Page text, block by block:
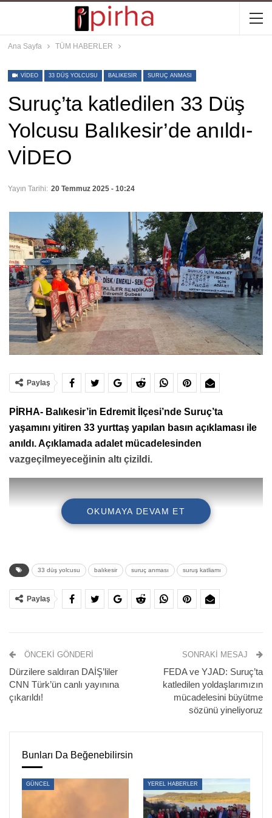
Ana Sayfa TÜM HABERLER
VIDEO 33 DÜŞ YOLCUSU BALIKESIR SURUÇ ANMASI
Suruç’ta katledilen 33 Düş
Yolcusu Balıkesir’de anıldı-
VİDEO
Yayın Tarihi: 20 Temmuz 2025 - 10:24
Paylaş
PİRHA- Balıkesir’in Edremit İlçesi’nde Suruç’ta
yaşamını yitiren 33 yurttaş yapılan basın açıklaması ile
anıldı. Açıklamada adalet mücadelesinden
vazgeçilmeyeceğinin altı çizildi.
basın açıklamasını (Ezilenlerin Sosyalist Partisi) ESP
Bölge Temsilcisi Cemal Camekan Suruç Aileleri İnisiyatifi
adına okudu.
“10 YILDIR SURUÇ İÇİN ADALET MÜCADELESİNİ
İŞKENCE VE TUTUKLAMA SALDIRILARI YAŞADIK”
“Tam 10 yıldır adalet mücadelemiz sokaklarda 33’lerimizin
mezar başlarında devam ediyor” diyenCemal Cemekan
“Bu 10 yıl boyunca adalet arayışındaki aileler, yaralılar,
OKUMAYA DEVAM ET
33 düş yolcusu balıkesir suruç anması suruş katliamı
Paylaş
ÖNCEKI GÖNDERI
Dürzilere saldıran DAİŞ’liler
CNN Türk’ün canlı yayınına
çıkarıldı!
SONRAKI MESAJ
FEDA ve YJAD: Suruç’ta
katledilen yoldaşlarımızın
mücadelesini büyütme
sözünü yineliyoruz
Bunları Da Beğenebilirsin
GÜNCEL YEREL HABERLER